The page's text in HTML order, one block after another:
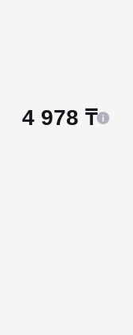
4 978 ₸